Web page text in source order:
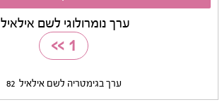
ערך נומרולוגי לשם אילאיל
1
>>
ערך בגימטריה לשם אילאיל 82